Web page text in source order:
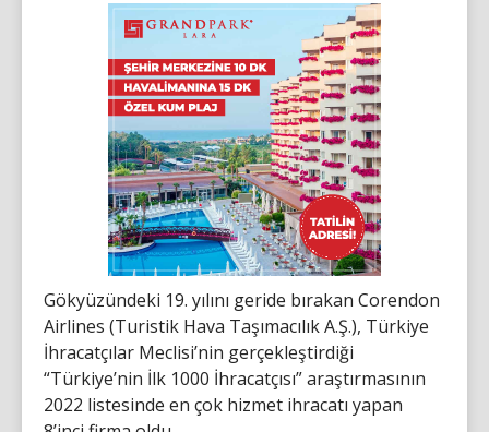
Gökyüzündeki 19. yılını geride bırakan Corendon
Airlines (Turistik Hava Taşımacılık A.Ş.), Türkiye
İhracatçılar Meclisi’nin gerçekleştirdiği
“Türkiye’nin İlk 1000 İhracatçısı” araştırmasının
2022 listesinde en çok hizmet ihracatı yapan